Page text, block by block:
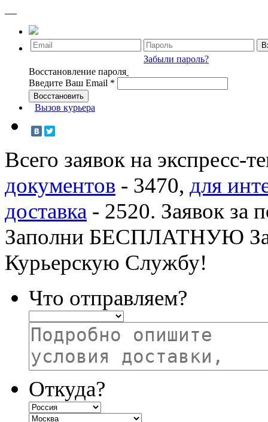
Забыли пароль?
Восстановление пароля
Введите Ваш Email *
Вызов курьера
Всего заявок на экспресс-
документов - 3470, для
доставка - 2520. Заявок за
Заполни БЕСПЛАТНУЮ
Курьерскую Службу!
Что отправляем?
Откуда?